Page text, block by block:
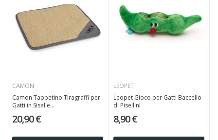
CAMON
Camon Tappetino Tiragraffi per
Gatti in Sisal e...
20,90 €
LEOPET
Leopet Gioco per Gatti Baccello
di Pisellini
8,90 €